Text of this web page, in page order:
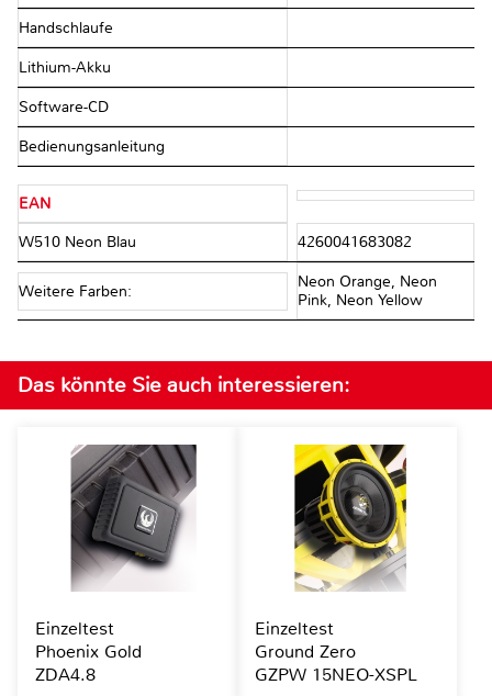
Handschlaufe
Lithium-Akku
Software-CD
Bedienungsanleitung
EAN
W510 Neon Blau 4260041683082
Weitere Farben:
Neon Orange, Neon
Pink, Neon Yellow
Das könnte Sie auch interessieren:
Einzeltest
Phoenix Gold
ZDA4.8
Einzeltest
Ground Zero
GZPW 15NEO-XSPL